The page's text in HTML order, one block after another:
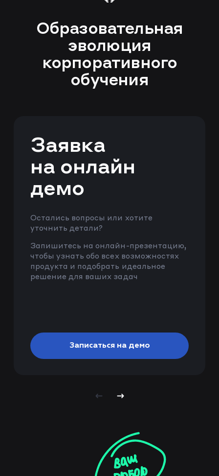
Образовательная
эволюция
корпоративного
обучения
Заявка
на онлайн
демо
Остались вопросы или хотите
уточнить детали?
Запишитесь на онлайн-презентацию,
чтобы узнать обо всех возможностях
продукта и подобрать идеальное
решение для ваших задач
Записаться на демо